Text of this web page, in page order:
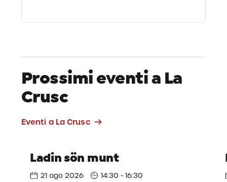
Prossimi eventi a La
Crusc
Eventi a La Crusc
Ladin sön munt
21 ago 2026 14:30 - 16:30